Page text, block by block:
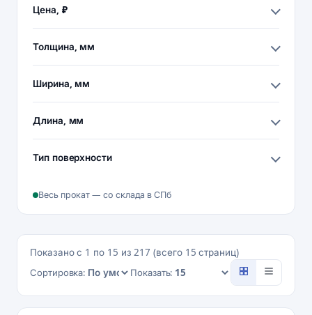
Цена, ₽
Толщина, мм
Ширина, мм
Длина, мм
Тип поверхности
Весь прокат — со склада в СПб
Показано с 1 по 15 из 217 (всего 15 страниц)
Сортировка:
Показать: